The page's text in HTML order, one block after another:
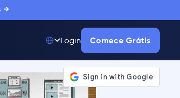
→
Login Comece Grátis